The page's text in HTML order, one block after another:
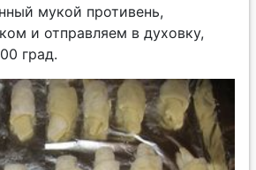
мукой противень,
и отправляем в духовку,
град.